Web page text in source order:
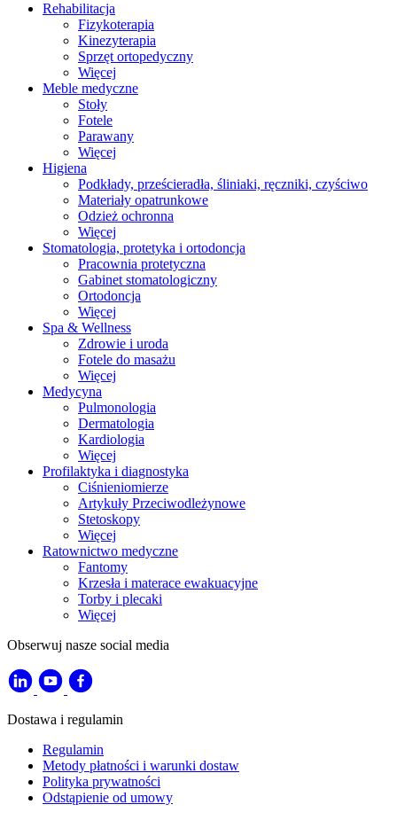
Rehabilitacja
Fizykoterapia
Kinezyterapia
Sprzęt ortopedyczny
Więcej
Meble medyczne
Stoły
Fotele
Parawany
Więcej
Higiena
Podkłady, prześcieradła, śliniaki, ręczniki, czyściwo
Materiały opatrunkowe
Odzież ochronna
Więcej
Stomatologia, protetyka i ortodoncja
Pracownia protetyczna
Gabinet stomatologiczny
Ortodoncja
Więcej
Spa & Wellness
Zdrowie i uroda
Fotele do masażu
Więcej
Medycyna
Pulmonologia
Dermatologia
Kardiologia
Więcej
Profilaktyka i diagnostyka
Ciśnieniomierze
Artykuły Przeciwodleżynowe
Stetoskopy
Więcej
Ratownictwo medyczne
Fantomy
Krzesła i materace ewakuacyjne
Torby i plecaki
Więcej
Obserwuj nasze social media
Dostawa i regulamin
Regulamin
Metody płatności i warunki dostaw
Polityka prywatności
Odstąpienie od umowy